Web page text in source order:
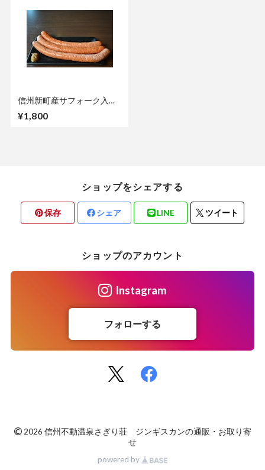
信州新町産サフォーク入り
¥1,800
ショップをシェアする
保存 シェア LINE ツイート
ショップのアカウント
Instagram
フォローする
© 2026 信州不動温泉さぎり荘 ジンギスカンの通販・お取り寄
せ
powered by